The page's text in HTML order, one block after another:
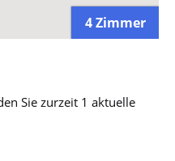
4 Zimmer
Sie zurzeit 1 aktuelle